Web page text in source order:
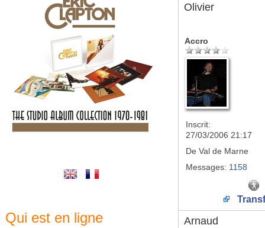
Qui est en ligne
Olivier
Accro
Inscrit:
27/03/2006 21:17
De Val de Marne
Messages: 1158
Arnaud